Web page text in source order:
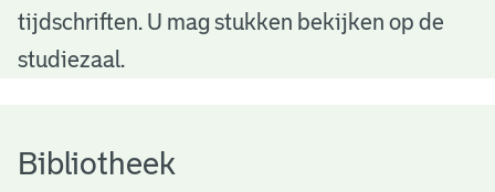
o
h
tijdschriften. U mag stukken bekijken op de
studiezaal.
Bibliotheek